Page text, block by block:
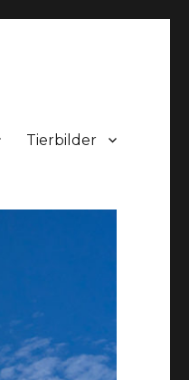
Tierbilder